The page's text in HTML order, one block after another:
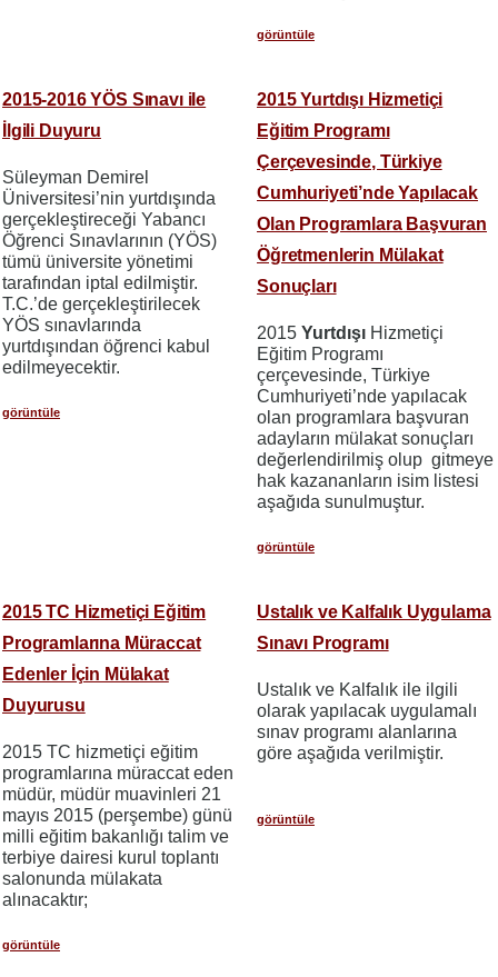
görüntüle
2015-2016 YÖS Sınavı ile
İlgili Duyuru
Süleyman Demirel
Üniversitesi’nin yurtdışında
gerçekleştireceği Yabancı
Öğrenci Sınavlarının (YÖS)
tümü üniversite yönetimi
tarafından iptal edilmiştir.
T.C.’de gerçekleştirilecek
YÖS sınavlarında
yurtdışından öğrenci kabul
edilmeyecektir.
görüntüle
2015 Yurtdışı Hizmetiçi
Eğitim Programı
Çerçevesinde, Türkiye
Cumhuriyeti’nde Yapılacak
Olan Programlara Başvuran
Öğretmenlerin Mülakat
Sonuçları
2015 Yurtdışı Hizmetiçi
Eğitim Programı
çerçevesinde, Türkiye
Cumhuriyeti’nde yapılacak
olan programlara başvuran
adayların mülakat sonuçları
değerlendirilmiş olup gitmeye
hak kazananların isim listesi
aşağıda sunulmuştur.
görüntüle
2015 TC Hizmetiçi Eğitim
Programlarına Müraccat
Edenler İçin Mülakat
Duyurusu
2015 TC hizmetiçi eğitim
programlarına müraccat eden
müdür, müdür muavinleri 21
mayıs 2015 (perşembe) günü
milli eğitim bakanlığı talim ve
terbiye dairesi kurul toplantı
salonunda mülakata
alınacaktır;
görüntüle
Ustalık ve Kalfalık Uygulama
Sınavı Programı
Ustalık ve Kalfalık ile ilgili
olarak yapılacak uygulamalı
sınav programı alanlarına
göre aşağıda verilmiştir.
görüntüle